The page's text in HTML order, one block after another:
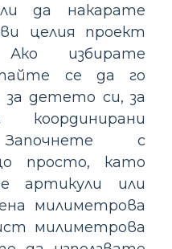
да накарате
целия проект
Ако избирате
се да го
за детето си, за
Започнете с
просто, като
артикули или
милиметрова
милиметрова